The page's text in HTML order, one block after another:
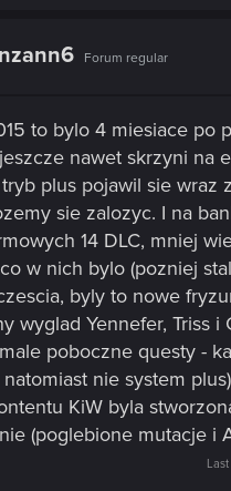
Forum regular
to bylo 4 miesiace po
nawet skrzyni na
plus pojawil sie wraz
sie zalozyc. I na
14 DLC, mniej
w nich bylo (pozniej
byly to nowe
wyglad Yennefer, Triss i
poboczne questy -
nie system
KiW byla
(poglebione mutacje i